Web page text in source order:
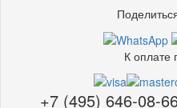
К оплате
+7 (495) 646-08-